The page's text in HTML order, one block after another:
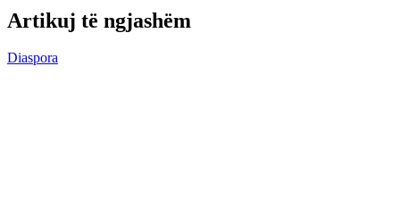
Artikuj të ngjashëm
Diaspora